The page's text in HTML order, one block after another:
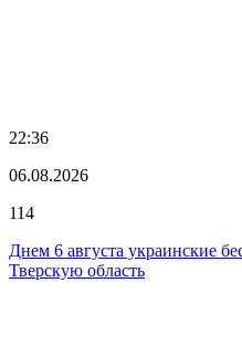
22:36
06.08.2026
114
Днем 6 августа украинские
Тверскую область